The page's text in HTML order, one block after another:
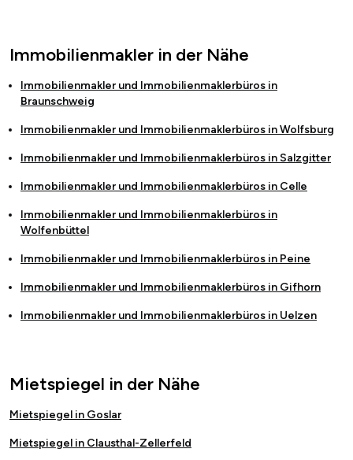
Immobilienmakler in der Nähe
Immobilienmakler und Immobilienmaklerbüros in
Braunschweig
Immobilienmakler und Immobilienmaklerbüros inWolfsburg
Immobilienmakler und Immobilienmaklerbüros in Salzgitter
Immobilienmakler und Immobilienmaklerbüros in Celle
Immobilienmakler und Immobilienmaklerbüros in
Wolfenbüttel
Immobilienmakler und Immobilienmaklerbüros in Peine
Immobilienmakler und Immobilienmaklerbüros in Gifhorn
Immobilienmakler und Immobilienmaklerbüros in Uelzen
Mietspiegel in der Nähe
Mietspiegel in Goslar
Mietspiegel in Clausthal-Zellerfeld